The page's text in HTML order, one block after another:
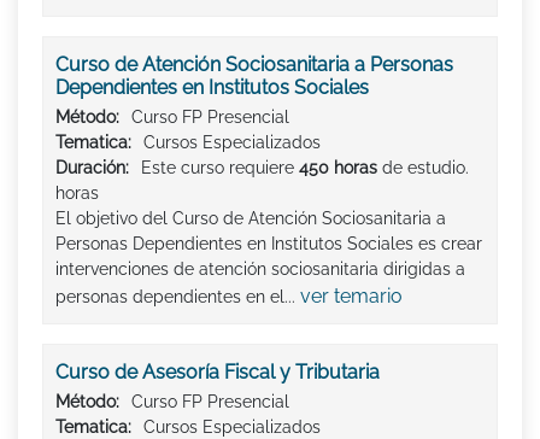
Curso de Atención Sociosanitaria a Personas
Dependientes en Institutos Sociales
Método:
Curso FP Presencial
Tematica:
Cursos Especializados
Duración:
Este curso requiere 450 horas de estudio.
horas
El objetivo del Curso de Atención Sociosanitaria a
Personas Dependientes en Institutos Sociales es crear
intervenciones de atención sociosanitaria dirigidas a
personas dependientes en el... ver temario
Curso de Asesoría Fiscal y Tributaria
Método:
Curso FP Presencial
Tematica:
Cursos Especializados